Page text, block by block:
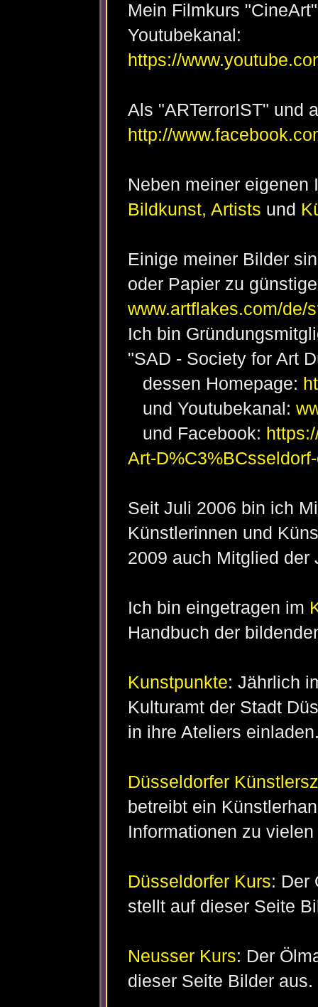
Mein Filmkurs
Youtubekanal:
https://
Als "ARTerrorIST" und
http://
Neben meiner eigenen
Bildkunst, Artists und
Einige meiner Bilder
oder Papier zu
www.artflakes.com/de/
Ich bin
"SAD - Society for Art
dessen Homepage:
und Youtubekanal:
und Facebook:
Art-
Seit Juli 2006 bin ich
Künstlerinnen und
2009 auch Mitglied der
Ich bin eingetragen im
Handbuch der
Kunstpunkte: Jährlich
Kulturamt der Stadt
in ihre Ateliers
Düsseldorfer
betreibt ein
Informationen zu
Düsseldorfer Kurs: Der
stellt auf dieser Seite
Neusser Kurs: Der
dieser Seite Bilder aus.